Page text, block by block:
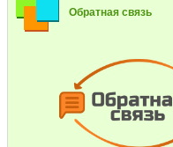
Обратная связь